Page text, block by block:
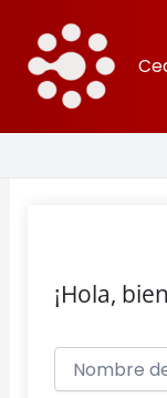
contenido
¡Hola,